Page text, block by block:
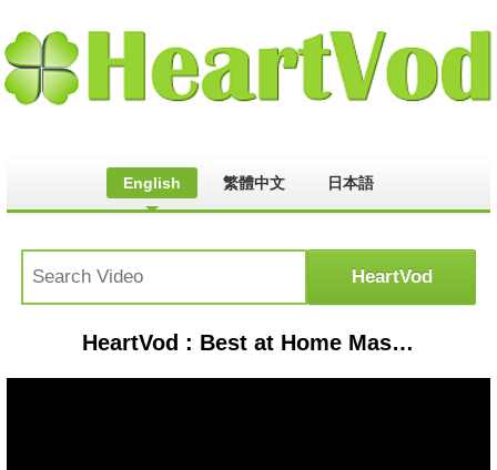
English 繁體中文 日本語
HeartVod : Best at Home Massage Therapy Tips